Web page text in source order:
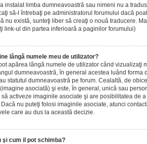
instalat limba dumneavoastră sau nimeni nu a
să-l întrebaţi pe administratorul forumului dacă
nu există, sunteţi liber să creaţi o nouă traducere.
link-ul din partea inferioară a paginilor forumului)
lângă numele meu de utilizator?
apărea lângă numele de utilizator când vizualizaţi
dumneavoastră, în general acestea luând forma
statutul dumneavoastră pe forum. Cealaltă, de
asociată) şi este, în general, unică sau
activeze imaginile asociate şi are posibilitatea de
nu puteţi folosi imaginile asociate, atunci
care au dus la această decizie.
şi cum il pot schimba?